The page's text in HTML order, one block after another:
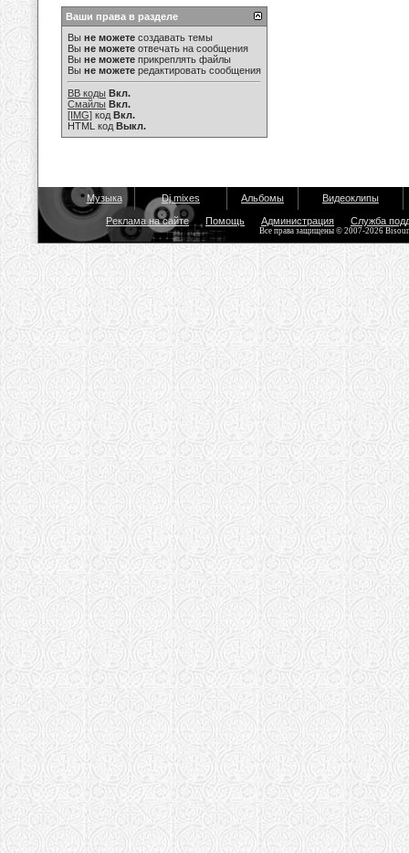
Ваши права в разделе
Вы не можете создавать темы
Вы не можете отвечать на сообщения
Вы не можете прикреплять файлы
Вы не можете редактировать сообщения
BB коды Вкл.
Смайлы Вкл.
[IMG] код Вкл.
HTML код Выкл.
Музыка Dj mixes Альбомы Видеоклипы
Реклама на сайте Помощь Администрация Служба
Все права защищены © 2007-2026